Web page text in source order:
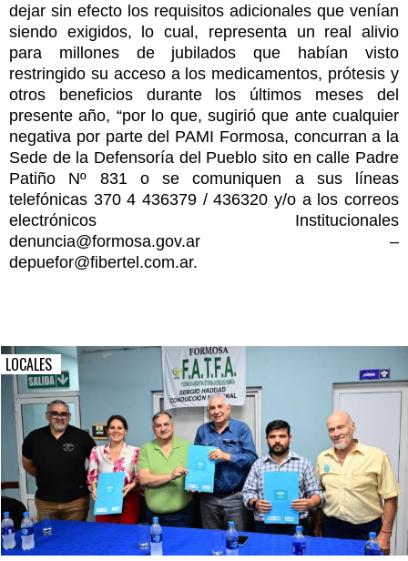
dejar sin efecto los requisitos adicionales que venían
siendo exigidos, lo cual, representa un real alivio
para millones de jubilados que habían visto
restringido su acceso a los medicamentos, prótesis y
otros beneficios durante los últimos meses del
presente año, “por lo que, sugirió que ante cualquier
negativa por parte del PAMI Formosa, concurran a la
Sede de la Defensoría del Pueblo sito en calle Padre
Patiño Nº 831 o se comuniquen a sus líneas
telefónicas 370 4 436379 / 436320 y/o a los correos
electrónicos Institucionales
denuncia@formosa.gov.ar –
depuefor@fibertel.com.ar.
LOCALES